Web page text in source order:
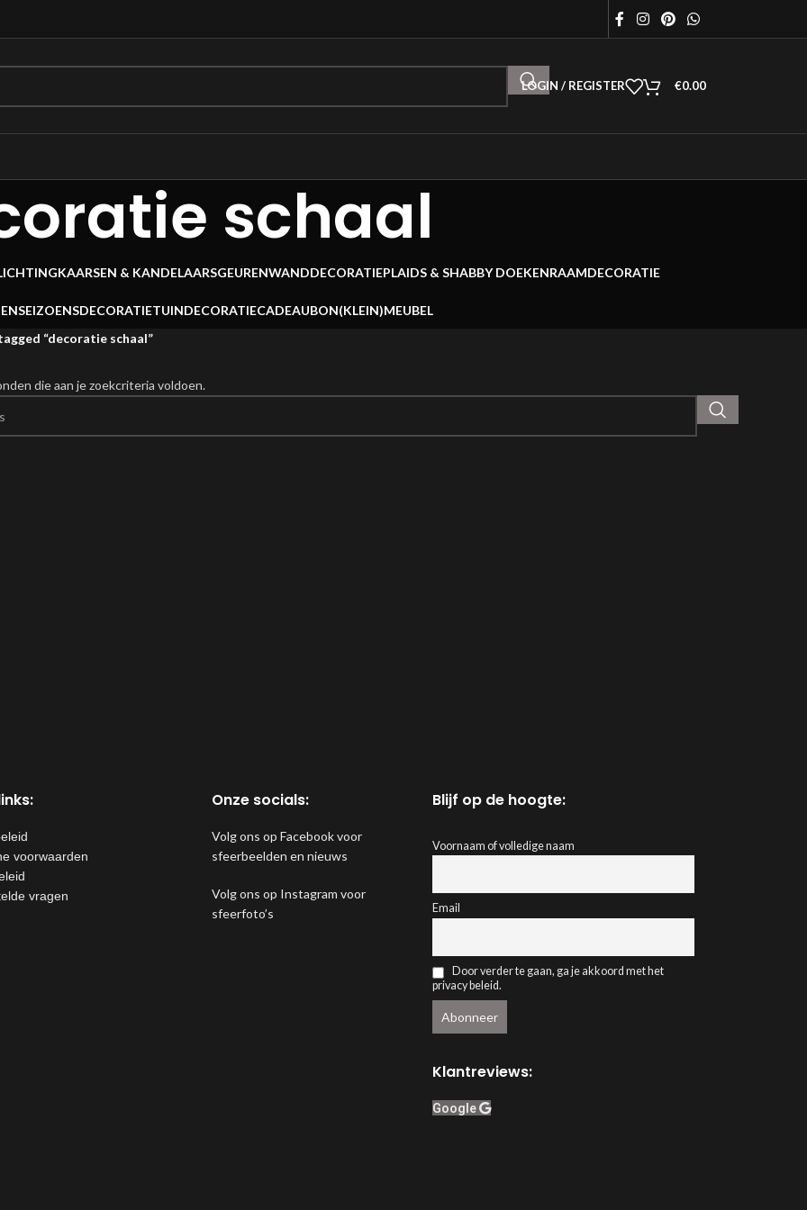
LOGIN / REGISTER €0.00
schaal
KAARSEN & KANDELAARSGEURENWANDDECORATIEPLAIDS & SHABBY DOEKENRAAMDECORATIE
SEIZOENSDECORATIETUINDECORATIECADEAUBON(KLEIN)MEUBEL
“decoratie schaal”
die aan je zoekcriteria voldoen.
voorwaarden
vragen
Onze socials:
Volg ons op Facebook voor
sfeerbeelden en nieuws
Volg ons op Instagram voor
sfeerfoto’s
Blijf op de hoogte:
Voornaam of volledige naam
Email
Door verder te gaan, ga je akkoord met het
privacy beleid.
Klantreviews:
Google